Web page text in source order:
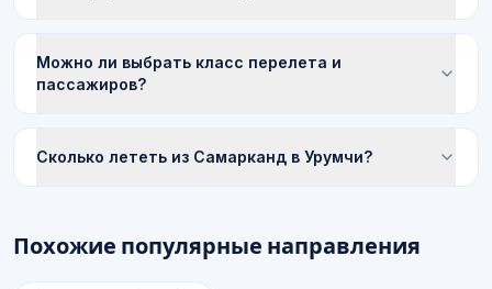
Можно ли выбрать класс перелета и
пассажиров?
Сколько лететь из Самарканд в Урумчи?
Похожие популярные направления